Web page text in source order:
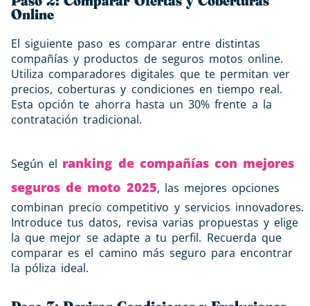
Online
El siguiente paso es comparar entre distintas
compañías y productos de seguros motos online.
Utiliza comparadores digitales que te permitan ver
precios, coberturas y condiciones en tiempo real.
Esta opción te ahorra hasta un 30% frente a la
contratación tradicional.
Según el ranking de compañías con mejores
seguros de moto 2025, las mejores opciones
combinan precio competitivo y servicios innovadores.
Introduce tus datos, revisa varias propuestas y elige
la que mejor se adapte a tu perfil. Recuerda que
comparar es el camino más seguro para encontrar
la póliza ideal.